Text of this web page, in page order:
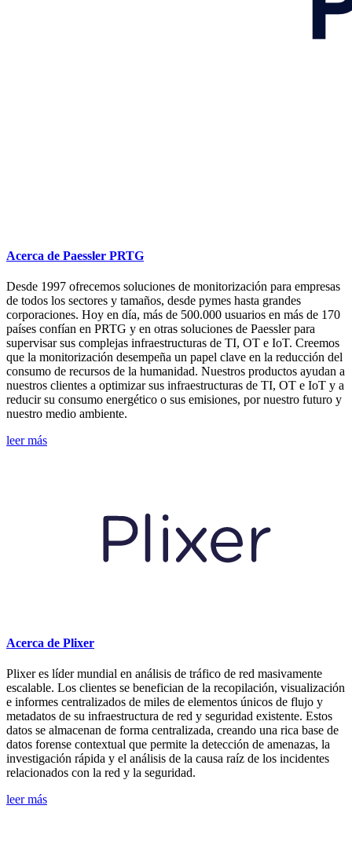
Acerca de Paessler PRTG
Desde 1997 ofrecemos soluciones de monitorización para empresas
de todos los sectores y tamaños, desde pymes hasta grandes
corporaciones. Hoy en día, más de 500.000 usuarios en más de 170
países confían en PRTG y en otras soluciones de Paessler para
supervisar sus complejas infraestructuras de TI, OT e IoT. Creemos
que la monitorización desempeña un papel clave en la reducción del
consumo de recursos de la humanidad. Nuestros productos ayudan a
nuestros clientes a optimizar sus infraestructuras de TI, OT e IoT y a
reducir su consumo energético o sus emisiones, por nuestro futuro y
nuestro medio ambiente.
leer más
Acerca de Plixer
Plixer es líder mundial en análisis de tráfico de red masivamente
escalable. Los clientes se benefician de la recopilación, visualización
e informes centralizados de miles de elementos únicos de flujo y
metadatos de su infraestructura de red y seguridad existente. Estos
datos se almacenan de forma centralizada, creando una rica base de
datos forense contextual que permite la detección de amenazas, la
investigación rápida y el análisis de la causa raíz de los incidentes
relacionados con la red y la seguridad.
leer más